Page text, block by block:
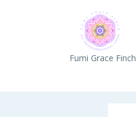
Fumi Grace Finch